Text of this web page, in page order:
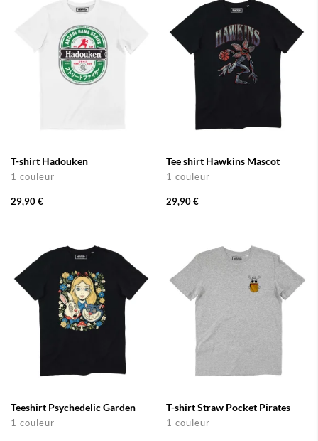
T-shirt Hadouken
1 couleur
29,90 €
Tee shirt Hawkins Mascot
1 couleur
29,90 €
Teeshirt Psychedelic Garden
1 couleur
T-shirt Straw Pocket Pirates
1 couleur